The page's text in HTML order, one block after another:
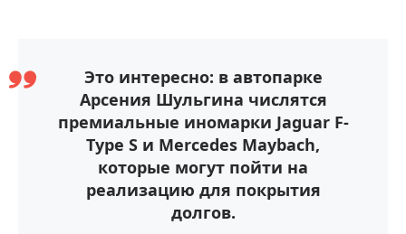
Это интересно: в автопарке
Арсения Шульгина числятся
премиальные иномарки Jaguar F-
Type S и Mercedes Maybach,
которые могут пойти на
реализацию для покрытия
долгов.